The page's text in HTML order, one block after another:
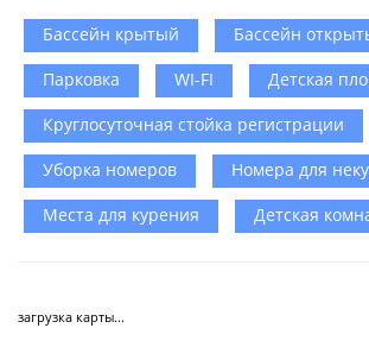
Бассейн крытый
Бассейн
Парковка
WI-FI
Детская
Круглосуточная стойка регистрации
Уборка номеров
Номера для
Места для курения
Детская
загрузка карты...